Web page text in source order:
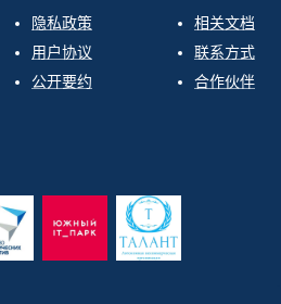
隐私政策
用户协议
公开要约
相关文档
联系方式
合作伙伴